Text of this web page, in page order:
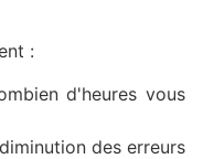
:
d'heures vous
des erreurs